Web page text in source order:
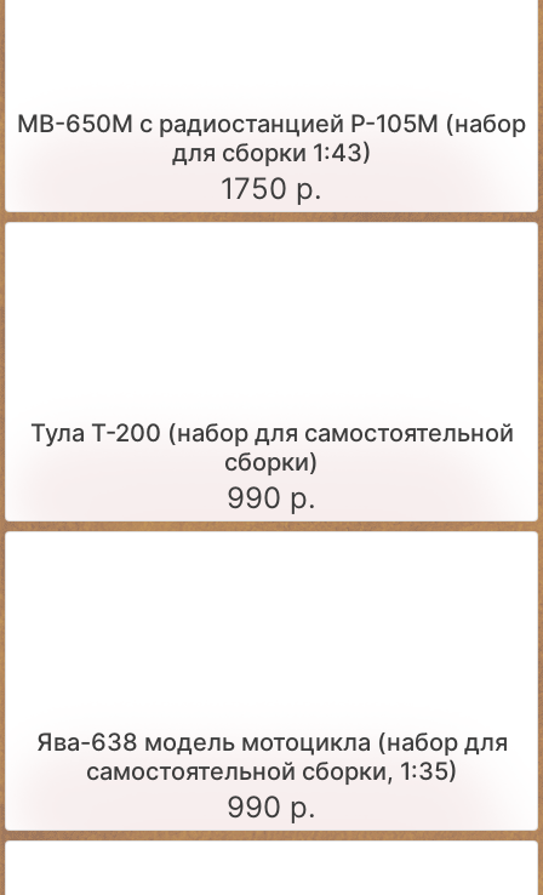
МВ-650М с радиостанцией Р-105М (набор
для сборки 1:43)
1750 р.
Тула Т-200 (набор для самостоятельной
сборки)
990 р.
Ява-638 модель мотоцикла (набор для
самостоятельной сборки, 1:35)
990 р.